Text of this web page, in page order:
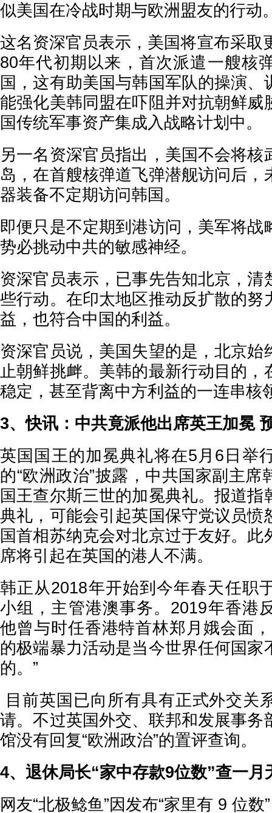
似美国在冷战时期与欧洲盟友的行动
这名资深官员表示，美国将宣布采取
80年代初期以来，首次派遣一艘核
国，这有助美国与韩国军队的操演、
能强化美韩同盟在吓阻并对抗朝鲜威
国传统军事资产集成入战略计划中。
另一名资深官员指出，美国不会将核
岛，在首艘核弹道飞弹潜舰访问后，
器装备不定期访问韩国。
即便只是不定期到港访问，美军将战
势必挑动中共的敏感神经。
资深官员表示，已事先告知北京，清
些行动。在印太地区推动反扩散的努
益，也符合中国的利益。
资深官员说，美国失望的是，北京始
止朝鲜挑衅。美韩的最新行动目的，
稳定，甚至背离中方利益的一连串核
3、快讯：中共竟派他出席英王加冕
英国国王的加冕典礼将在5月6日举
的“欧洲政治”披露，中共国家副主席
国王查尔斯三世的加冕典礼。报道指
典礼，可能会引起英国保守党议员愤
国首相苏纳克会对北京过于友好。此
席将引起在英国的港人不满。
韩正从2018年开始到今年春天任职
小组，主管港澳事务。2019年香港
他曾与时任香港特首林郑月娥会面
的极端暴力活动是当今世界任何国家
的。”
目前英国已向所有具有正式外交关
请。不过英国外交、联邦和发展事务
馆没有回复“欧洲政治”的置评查询。
4、退休局长“家中存款9位数”查一月
网友“北极鲶鱼”因发布“家里有 9 位数